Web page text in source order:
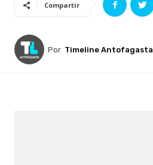
Compartir
Por Timeline Antofagasta